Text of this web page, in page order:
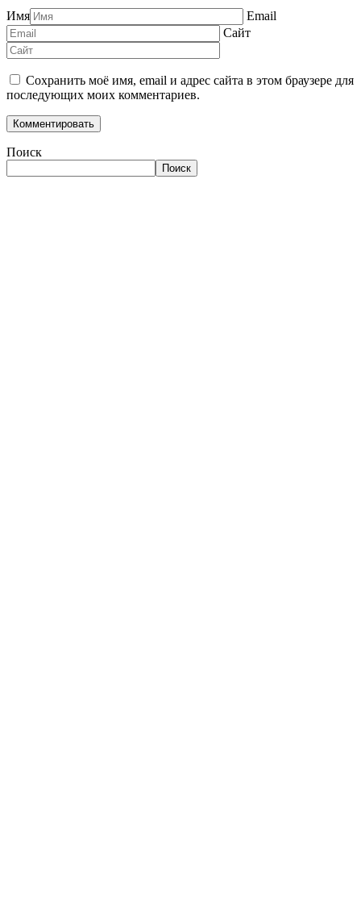
Имя
Email
Сайт
Сохранить моё имя, email и адрес сайта в этом браузере для
последующих моих комментариев.
Поиск
Поиск